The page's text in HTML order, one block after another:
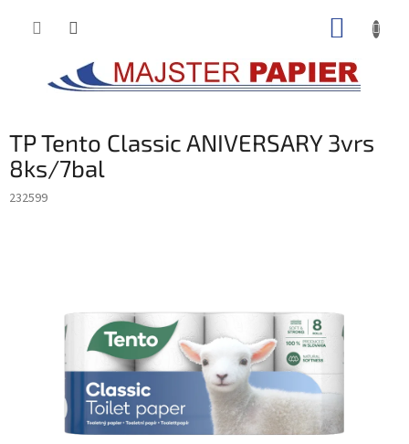
TP Tento Classic ANIVERSARY 3vrs
8ks/7bal
232599